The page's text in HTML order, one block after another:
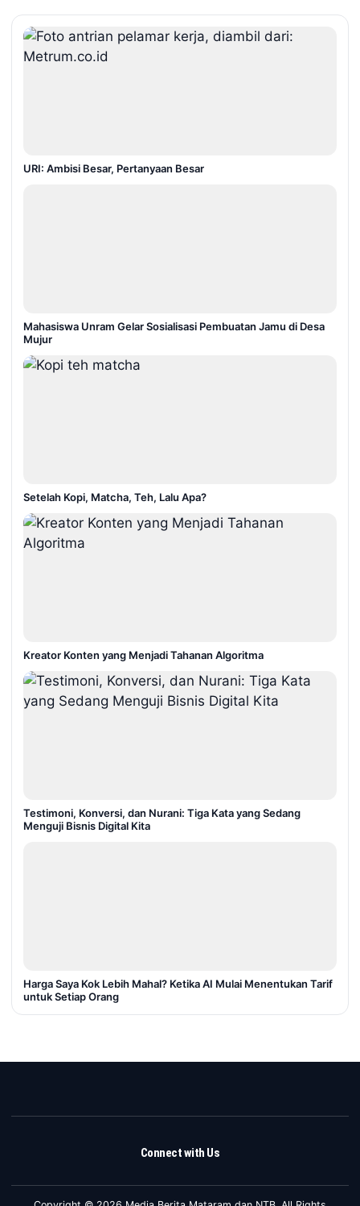
URI: Ambisi Besar, Pertanyaan Besar
Mahasiswa Unram Gelar Sosialisasi Pembuatan Jamu di Desa
Mujur
Setelah Kopi, Matcha, Teh, Lalu Apa?
Kreator Konten yang Menjadi Tahanan Algoritma
Testimoni, Konversi, dan Nurani: Tiga Kata yang Sedang
Menguji Bisnis Digital Kita
Harga Saya Kok Lebih Mahal? Ketika AI Mulai Menentukan Tarif
untuk Setiap Orang
Connect with Us